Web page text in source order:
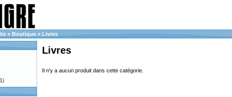
» Boutique » Livres
Livres
Il n'y a aucun produit dans cette catégorie.